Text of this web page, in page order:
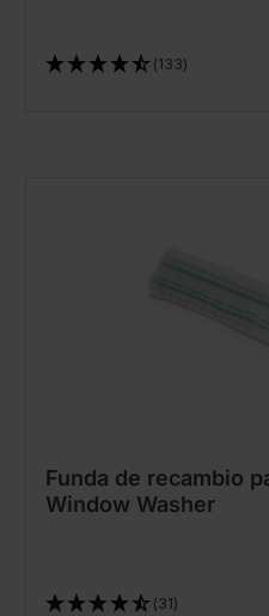
(133)
Funda de recambio
Window Washer
(31)